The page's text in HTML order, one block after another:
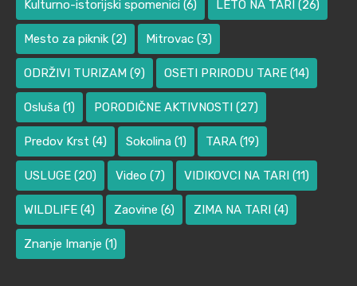
Kulturno-istorijski spomenici (6) LETO NA TARI (26)
Mesto za piknik (2) Mitrovac (3)
ODRŽIVI TURIZAM (9) OSETI PRIRODU TARE (14)
Osluša (1) PORODIČNE AKTIVNOSTI (27)
Predov Krst (4) Sokolina (1) TARA (19)
USLUGE (20) Video (7) VIDIKOVCI NA TARI (11)
WILDLIFE (4) Zaovine (6) ZIMA NA TARI (4)
Znanje Imanje (1)